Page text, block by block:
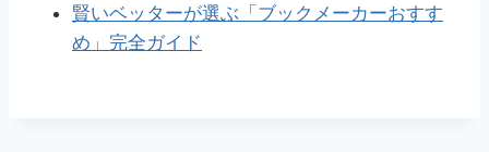
賢いベッターが選ぶ「ブックメーカーおすす
め」完全ガイド